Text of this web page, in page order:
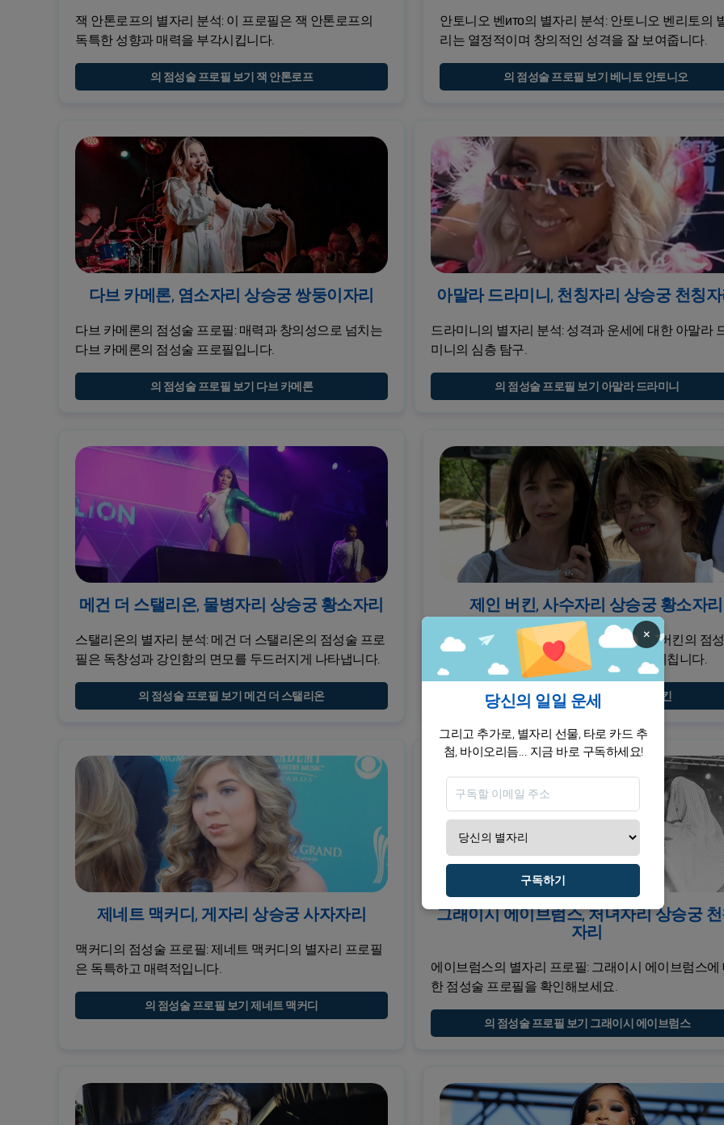
잭 안톤로프의 별자리 분석: 이 프로필은 잭 안톤로프의
독특한 성향과 매력을 부각시킵니다.
의 점성술 프로필 보기 잭 안톤로프
안토니오 벤ито의 별자리 분석: 안토니오 벤리토의
리는 열정적이며 창의적인 성격을 잘 보여줍니다.
의 점성술 프로필 보기 베니토 안토니오
다브 카메론, 염소자리 상승궁 쌍둥이자리
다브 카메론의 점성술 프로필: 매력과 창의성으로 넘치는
다브 카메론의 점성술 프로필입니다.
의 점성술 프로필 보기 다브 카메론
아말라 드라미니, 천칭자리 상승궁 천칭
드라미니의 별자리 분석: 성격과 운세에 대한 아말라
미니의 심층 탐구.
의 점성술 프로필 보기 아말라 드라미니
메건 더 스탤리온, 물병자리 상승궁 황소자리
스탤리온의 별자리 분석: 메건 더 스탤리온의 점성술 프로
필은 독창성과 강인함의 면모를 두드러지게 나타냅니다.
의 점성술 프로필 보기 메건 더 스탤리온
제인 버킨, 사수자리 상승궁 황소자리
제인 버킨의 점성학적 프로필 조사: 제인 버킨의 점
프로필은 그녀의 성격과 미래를 깊이 파헤칩니다.
의 점성술 프로필 보기 제인 버킨
제네트 맥커디, 게자리 상승궁 사자자리
맥커디의 점성술 프로필: 제네트 맥커디의 별자리 프로필
은 독특하고 매력적입니다.
의 점성술 프로필 보기 제네트 맥커디
그래이시 에이브럼스, 처녀자리 상승궁
자리
에이브럼스의 별자리 프로필: 그래이시 에이브럼스에
한 점성술 프로필을 확인해보세요.
의 점성술 프로필 보기 그래이시 에이브럼스
×
당신의 일일 운세
그리고 추가로, 별자리 선물, 타로 카드 추
첨, 바이오리듬... 지금 바로 구독하세요!
구독하기